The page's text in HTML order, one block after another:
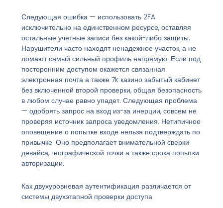
Следующая ошибка — использовать 2FA
исключительно на единственном ресурсе, оставляя
остальные учетные записи без какой-либо защиты.
Нарушители часто находят ненадежное участок, а не
ломают самый сильный профиль напрямую. Если под
посторонним доступом окажется связанная
электронная почта а также 7k казино забытый кабинет
без включенной второй проверки, общая безопасность
в любом случае равно упадет. Следующая проблема
— одобрять запрос на вход из-за инерции, совсем не
проверяя источник запроса уведомления. Нетипичное
оповещение о попытке входе нельзя подтверждать по
привычке. Оно предполагает внимательной сверки
девайса, географической точки а также срока попытки
авторизации.
Как двухуровневая аутентификация различается от
системы двухэтапной проверки доступа